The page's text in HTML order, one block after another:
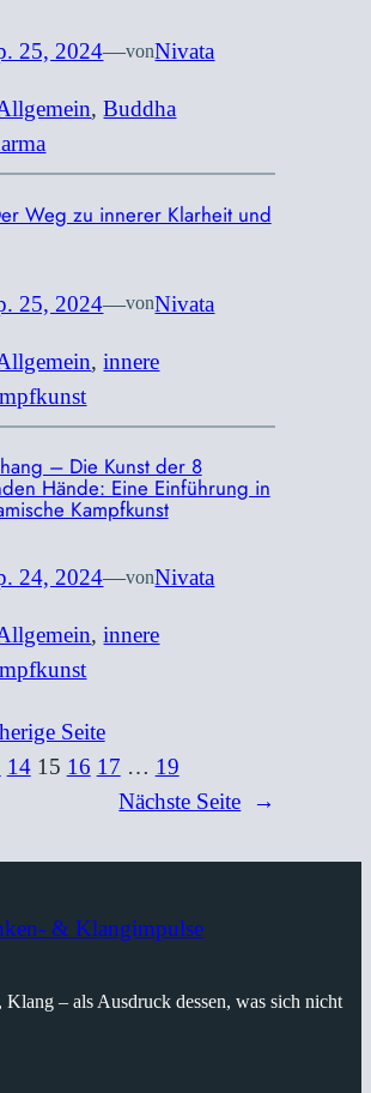
25, 2024—vonNivata
, Buddha
Weg zu innerer Klarheit und
25, 2024—vonNivata
, innere
– Die Kunst der 8
Hände: Eine Einführung in
Kampfkunst
24, 2024—vonNivata
, innere
Seite
14 15 16 17 … 19
Nächste Seite
→
& Klangimpulse
– als Ausdruck dessen, was sich nicht